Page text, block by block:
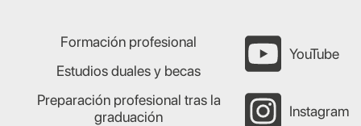
Formación profesional
Estudios duales y becas
Preparación profesional tras la
graduación
YouTube
Instagram